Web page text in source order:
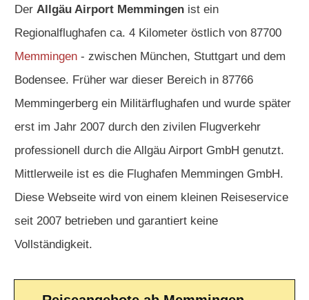
Der Allgäu Airport Memmingen ist ein
Regionalflughafen ca. 4 Kilometer östlich von 87700
Memmingen - zwischen München, Stuttgart und dem
Bodensee. Früher war dieser Bereich in 87766
Memmingerberg ein Militärflughafen und wurde später
erst im Jahr 2007 durch den zivilen Flugverkehr
professionell durch die Allgäu Airport GmbH genutzt.
Mittlerweile ist es die Flughafen Memmingen GmbH.
Diese Webseite wird von einem kleinen Reiseservice
seit 2007 betrieben und garantiert keine
Vollständigkeit.